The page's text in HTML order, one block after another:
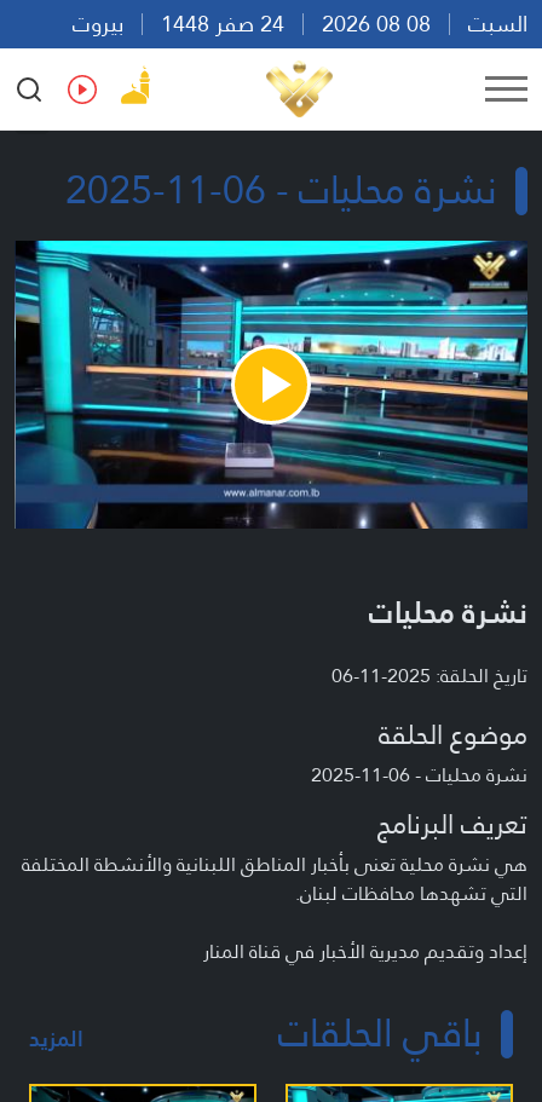
السبت
بيروت
12:07
Ar En Fr Es
نشرة محليات - 06-11-2025
Play
Video
نشرة محليات
تاريخ الحلقة: 2025-11-06
موضوع الحلقة
نشرة محليات - 06-11-2025
تعريف البرنامج
هي نشرة محلية تعنى بأخبار المناطق اللبنانية والأنشطة المختلفة
التي تشهدها محافظات لبنان.
إعداد وتقديم مديرية الأخبار في قناة المنار
باقي الحلقات المزيد